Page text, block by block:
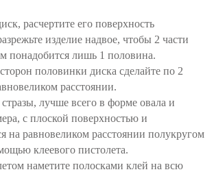
расчертите его поверхность
изделие надвое, чтобы 2 части
понадобится лишь 1 половина.
половинки диска сделайте по 2
расстоянии.
стразы, лучше всего в форме овала и
с плоской поверхностью и
на равновеликом расстоянии полукругом
клеевого пистолета.
наметите полосками клей на всю